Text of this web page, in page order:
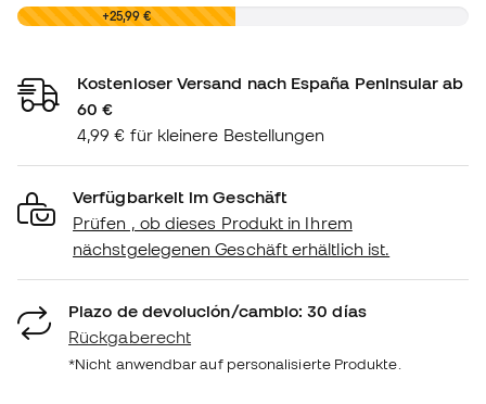
0,00 € +25,99 €
Kostenloser Versand nach España Peninsular ab
60 €
4,99 € für kleinere Bestellungen
Verfügbarkeit im Geschäft
Prüfen , ob dieses Produkt in Ihrem
nächstgelegenen Geschäft erhältlich ist.
Plazo de devolución/cambio: 30 días
Rückgaberecht
*Nicht anwendbar auf personalisierte Produkte.